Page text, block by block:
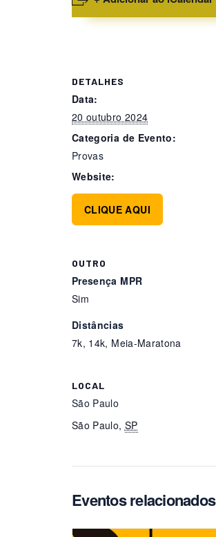
DETALHES
Data:
20 outubro 2024
Categoria de Evento:
Provas
Website:
CLIQUE AQUI
LOCAL
São Paulo
São Paulo, SP
OUTRO
Presença MPR
Sim
Distâncias
7k, 14k, Meia-Maratona
Eventos relacionados